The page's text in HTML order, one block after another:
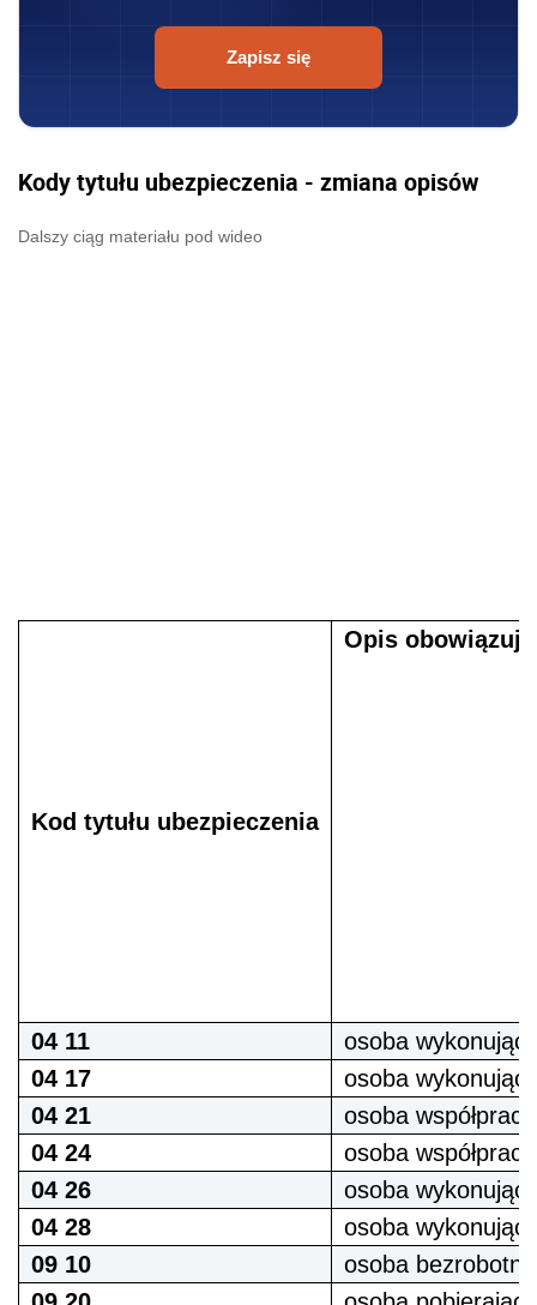
Zapisz się
Kody tytułu ubezpieczenia - zmiana opisów
Dalszy ciąg materiału pod wideo
Kod tytułu ubezpieczenia
Opis
04 11
osoba
04 17
osoba
04 21
osoba
04 24
osoba
04 26
osoba
04 28
osoba
09 10
osoba